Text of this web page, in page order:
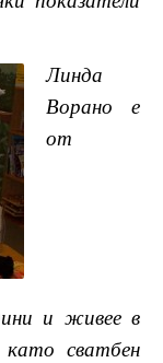
Линда
Ворано е
от
и живее в
сватбен